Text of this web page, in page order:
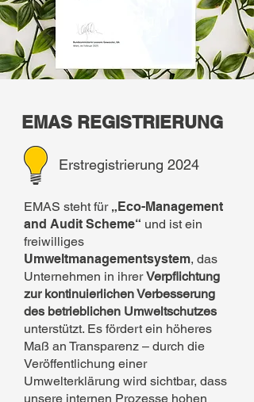
EMAS REGISTRIERUNG
Erstregistrierung 2024
EMAS steht für „Eco-Management
and Audit Scheme“ und ist ein
freiwilliges
Umweltmanagementsystem, das
Unternehmen in ihrerVerpflichtung
zur kontinuierlichen Verbesserung
des betrieblichen Umweltschutzes
unterstützt. Es fördert ein höheres
Maß an Transparenz – durch die
Veröffentlichung einer
Umwelterklärung wird sichtbar, dass
unsere internen Prozesse hohen